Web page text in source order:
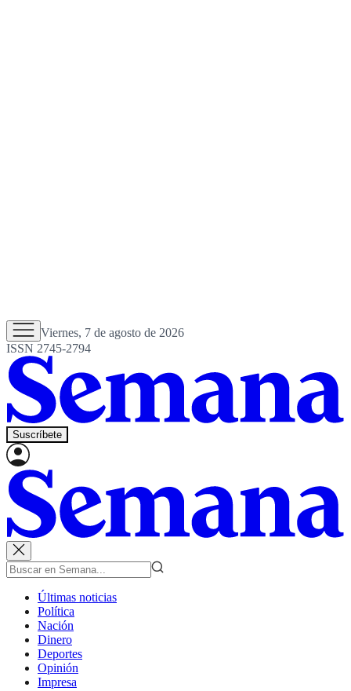
Viernes, 7 de agosto de 2026
ISSN 2745-2794
Suscríbete
Últimas noticias
Política
Nación
Dinero
Deportes
Opinión
Impresa